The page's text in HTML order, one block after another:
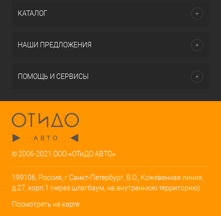
КАТАЛОГ
НАШИ ПРЕДЛОЖЕНИЯ
ПОМОЩЬ И СЕРВИСЫ
© 2006-2021 ООО «ОТиДО АВТО»
199106, Россия, г.Санкт-Петербург, В.О., Кожевенная линия,
д.27, корп.1 (через шлагбаум, на внутреннюю территорию)
Посмотреть на карте